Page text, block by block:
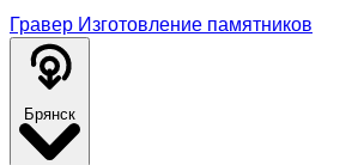
Гравер Изготовление памятников
Брянск